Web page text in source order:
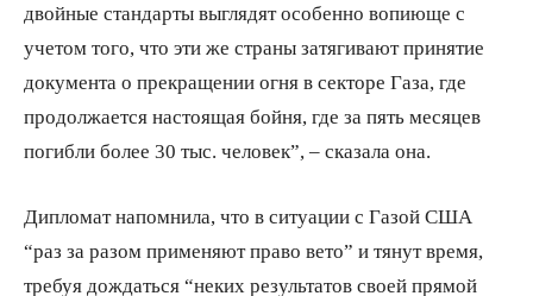
двойные стандарты выглядят особенно вопиюще с
учетом того, что эти же страны затягивают принятие
документа о прекращении огня в секторе Газа, где
продолжается настоящая бойня, где за пять месяцев
погибли более 30 тыс. человек”, – сказала она.
Дипломат напомнила, что в ситуации с Газой США
“раз за разом применяют право вето” и тянут время,
требуя дождаться “неких результатов своей прямой